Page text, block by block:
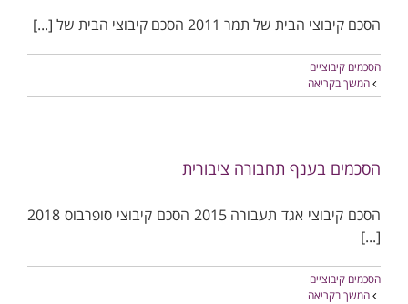
הסכם קיבוצי הבית של תמר 2011 הסכם קיבוצי הבית של [...]
הסכמים קיבוציים
המשך בקריאה
הסכמים בענף תחבורה ציבורית
הסכם קיבוצי אגד תעבורה 2015 הסכם קיבוצי סופרבוס 2018
[...]
הסכמים קיבוציים
המשך בקריאה